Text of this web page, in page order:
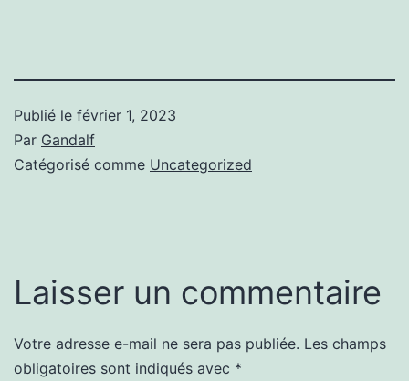
Publié le février 1, 2023
Par Gandalf
Catégorisé comme Uncategorized
Laisser un commentaire
Votre adresse e-mail ne sera pas publiée. Les champs
obligatoires sont indiqués avec *